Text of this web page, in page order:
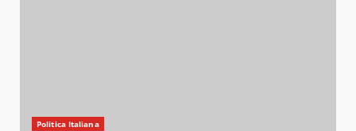
Politica Italiana